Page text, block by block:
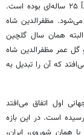
یک سیستم مشروطه شد. میرزا در این زمان جوان حدوداً ۲۵ ساله‌ای بوده است.
مظفرالدین شاه
همان سال گلچین
گل عمر مظفرالدینشاه
که آن را تبدیل به
جنگ جهانی اول اتفاق می‌افتد
رسیده است. در این بازه